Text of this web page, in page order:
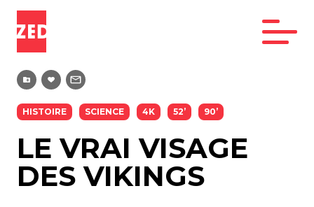
HISTOIRE SCIENCE 4K 52’ 90’
LE VRAI VISAGE
DES VIKINGS